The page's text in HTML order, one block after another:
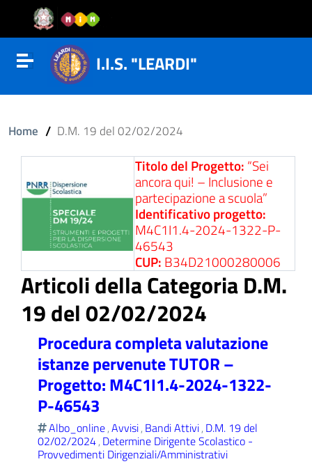
Vai al contenuto
Vail al menu di navigazione
Vai al footer
Attiva disattiva la navigazione
del sito
I.I.S. "LEARDI"
Home / D.M. 19 del 02/02/2024
Titolo del Progetto: “Sei
ancora qui! – Inclusione e
partecipazione a scuola”
Identificativo progetto:
M4C1I1.4-2024-1322-P-
46543
CUP: B34D21000280006
Articoli della Categoria D.M.
19 del 02/02/2024
Procedura completa valutazione
istanze pervenute TUTOR –
Progetto: M4C1I1.4-2024-1322-
P-46543
Albo_online,Avvisi, Bandi Attivi, D.M. 19 del
02/02/2024, Determine Dirigente Scolastico -
Provvedimenti Dirigenziali/Amministrativi